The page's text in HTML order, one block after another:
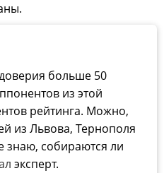
больше 50
из этой
рейтинга. Можно,
из Львова, Тернополя
знаю, собираются ли
эксперт.